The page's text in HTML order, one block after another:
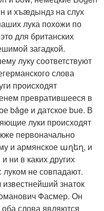
и хъæдындз на слух
лука похожи по
для британских
загадкой.
луку соответствуют
слова
происходят
превратившееся в
båge и датское bue. В
луки происходят
первоначально
и армянское աղեղ, и
ни в каких других
луком не совпадают.
известнейший знаток
Фасмер. Он
слова являются